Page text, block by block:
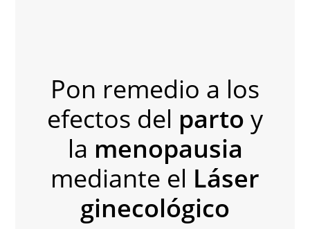
Pon remedio a los
efectos del parto y
la menopausia
mediante el Láser
ginecológico